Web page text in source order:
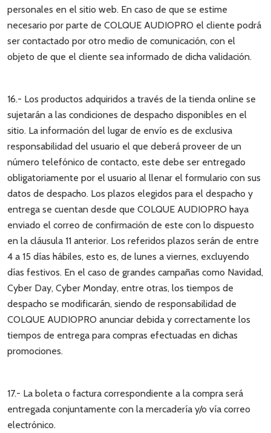
personales en el sitio web. En caso de que se estime
necesario por parte de COLQUE AUDIOPRO el cliente podrá
ser contactado por otro medio de comunicación, con el
objeto de que el cliente sea informado de dicha validación.
16.- Los productos adquiridos a través de la tienda online se
sujetarán a las condiciones de despacho disponibles en el
sitio. La información del lugar de envío es de exclusiva
responsabilidad del usuario el que deberá proveer de un
número telefónico de contacto, este debe ser entregado
obligatoriamente por el usuario al llenar el formulario con sus
datos de despacho. Los plazos elegidos para el despacho y
entrega se cuentan desde que COLQUE AUDIOPRO haya
enviado el correo de confirmación de este con lo dispuesto
en la cláusula 11 anterior. Los referidos plazos serán de entre
4 a 15 días hábiles, esto es, de lunes a viernes, excluyendo
días festivos. En el caso de grandes campañas como Navidad,
Cyber Day, Cyber Monday, entre otras, los tiempos de
despacho se modificarán, siendo de responsabilidad de
COLQUE AUDIOPRO anunciar debida y correctamente los
tiempos de entrega para compras efectuadas en dichas
promociones.
17.- La boleta o factura correspondiente a la compra será
entregada conjuntamente con la mercadería y/o vía correo
electrónico.